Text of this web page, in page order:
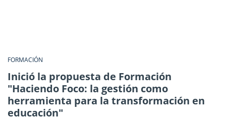
FORMACIÓN
Inició la propuesta de Formación
"Haciendo Foco: la gestión como
herramienta para la transformación en
educación"